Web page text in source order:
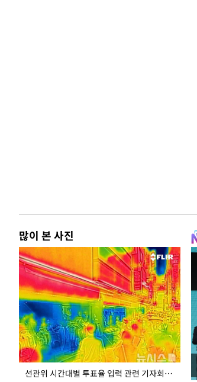
많이 본 사진
선관위 시간대별 투표율 입력 관련 기자회견하는 주진우 의원